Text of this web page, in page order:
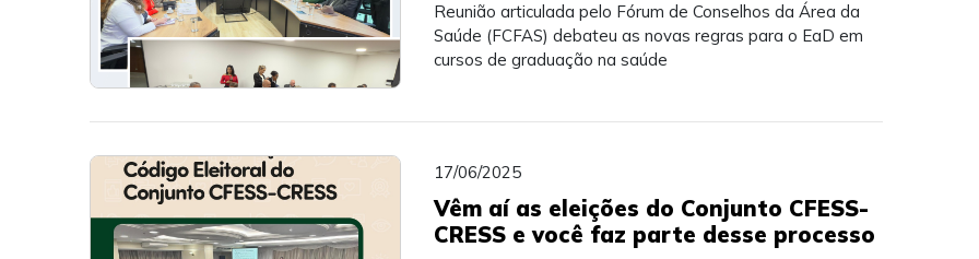
Reunião articulada pelo Fórum de Conselhos da Área da
Saúde (FCFAS) debateu as novas regras para o EaD em
cursos de graduação na saúde
17/06/2025
Vêm aí as eleições do Conjunto CFESS-
CRESS e você faz parte desse processo